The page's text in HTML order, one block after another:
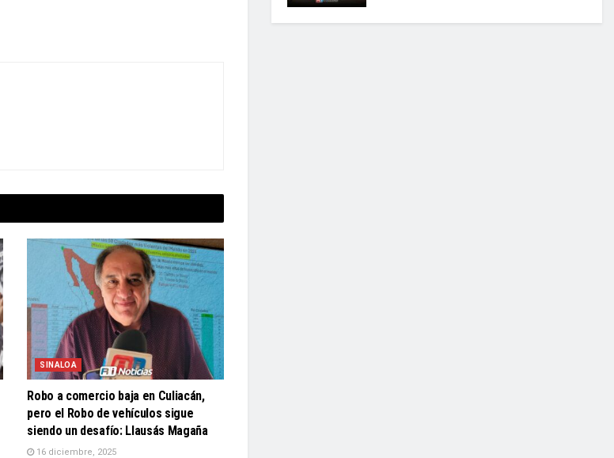
SINALOA
Robo a comercio baja en Culiacán,
pero el Robo de vehículos sigue
siendo un desafío: Llausás Magaña
16 diciembre, 2025